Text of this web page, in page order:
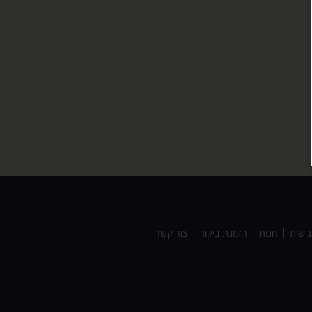
חנות הזמנת ביקור צור קשר